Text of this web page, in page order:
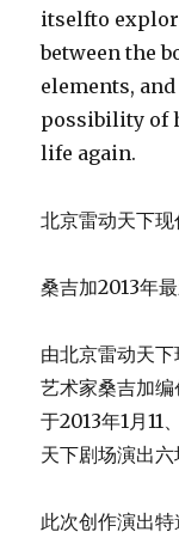
itselfto
between the
elements,
possibility of
life again.
北京雷动天下
桑吉加2013年
由北京雷动天
艺术家桑吉加
于2013年1月11
天下剧场演出六
此次创作演出